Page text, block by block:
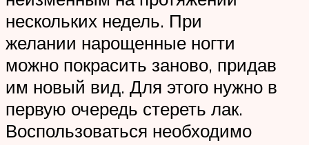
нескольких недель. При
желании нарощенные ногти
можно покрасить заново, придав
им новый вид. Для этого нужно в
первую очередь стереть лак.
Воспользоваться необходимо